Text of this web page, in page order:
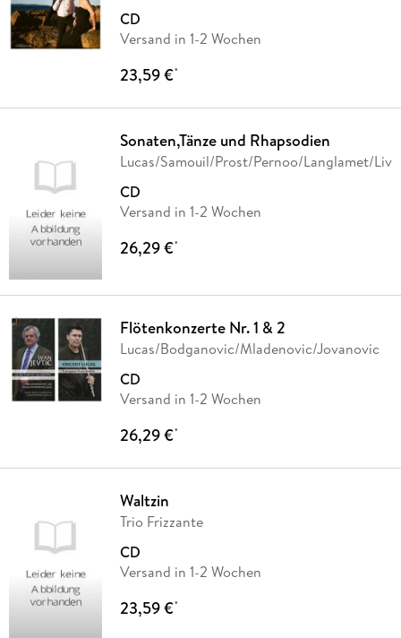
CD
Versand in 1-2 Wochen
23,59 €*
Sonaten,Tänze und Rhapsodien
Lucas/Samouil/Prost/Pernoo/Langlamet/
CD
Versand in 1-2 Wochen
26,29 €*
Flötenkonzerte Nr. 1 & 2
Lucas/Bodganovic/Mladenovic/Jovanovic
CD
Versand in 1-2 Wochen
26,29 €*
Waltzin
Trio Frizzante
CD
Versand in 1-2 Wochen
23,59 €*